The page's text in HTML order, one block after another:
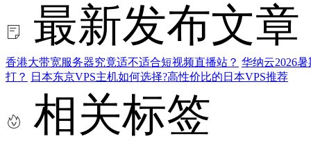
最新发布文章
香港大带宽服务器究竟适不适合短视频直播站？ 华纳云2026
打？
日本东京VPS主机如何选择?高性价比的日本VPS推荐
相关标签